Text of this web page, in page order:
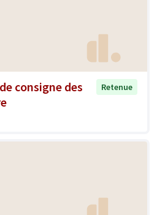
consigne des
Retenue